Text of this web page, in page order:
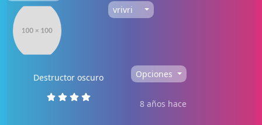
vrivri
Destructor oscuro Opciones
8 años hace